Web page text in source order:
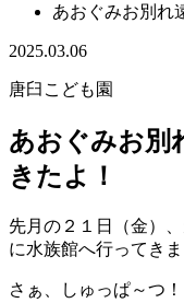
あおぐみお別れ
2025.03.06
唐臼こども園
あおぐみお別
きたよ！
先月の２１日（金）
に水族館へ行ってきま
さぁ、しゅっぱ～つ！